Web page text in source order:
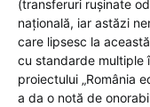
(transferuri rușinate
națională, iar astăzi
care lipsesc la
cu standarde multiple
proiectului „România
a da o notă de